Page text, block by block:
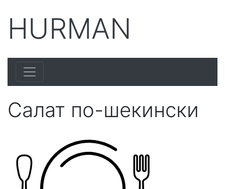
HURMAN
Салат по-шекински